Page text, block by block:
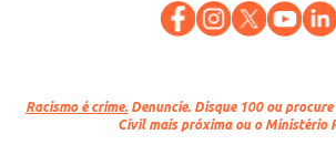
Racismo é crime. Denuncie. Disque 100 ou
Civil mais próxima ou o Ministério